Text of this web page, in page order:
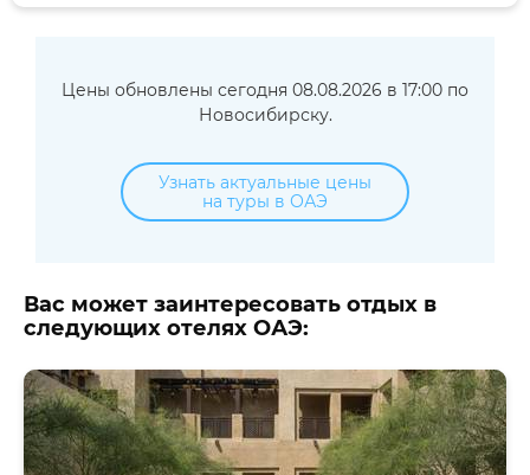
Цены обновлены сегодня 08.08.2026 в 17:00 по
Новосибирску.
Узнать актуальные цены
на туры в ОАЭ
Вас может заинтересовать отдых в
следующих отелях ОАЭ: